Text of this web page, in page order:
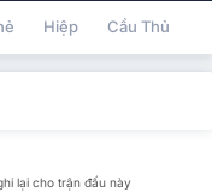
Hiệp Cầu Thủ
lại cho trận đấu này